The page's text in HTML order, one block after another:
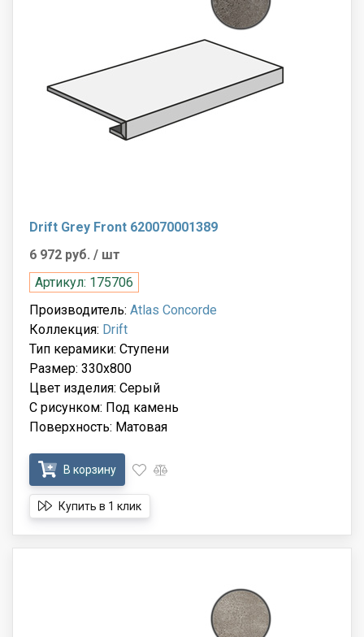
Drift Grey Front 620070001389
6 972 руб. / шт
Артикул: 175706
Производитель: Atlas Concorde
Коллекция: Drift
Тип керамики: Ступени
Размер: 330x800
Цвет изделия: Серый
С рисунком: Под камень
Поверхность: Матовая
В корзину
Купить в 1 клик